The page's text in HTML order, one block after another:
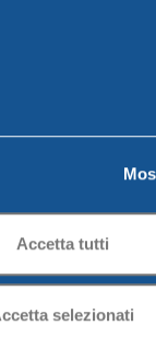
Accetta tutti
selezionati